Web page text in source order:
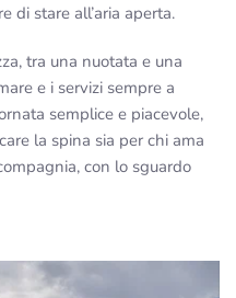
di stare all’aria aperta.
tra una nuotata e una
e i servizi sempre a
semplice e piacevole,
la spina sia per chi ama
con lo sguardo